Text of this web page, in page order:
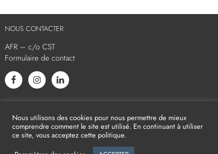
NOUS CONTACTER
AFR – c/o CST
Formulaire de contact
Nous utilisons des cookies pour nous permettre de mieux
comprendre comment le site est utilisé. En continuant à utiliser
ce site, vous acceptez cette politique.